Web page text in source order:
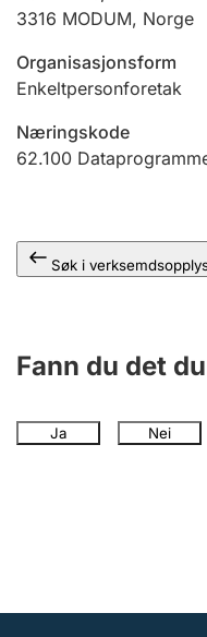
Ektepaktrettleiaren
Andre tema
3316 MODUM, Norge
Organisasjonsform
Enkeltpersonforetak
Næringskode
62.100
Søk i
Fann du det
Ja Nei